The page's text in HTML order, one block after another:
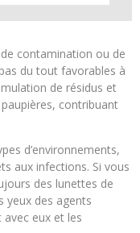
contamination ou de
du tout favorables à
de résidus et
contribuant
d’environnements,
aux infections. Si vous
des lunettes de
yeux des agents
eux et les